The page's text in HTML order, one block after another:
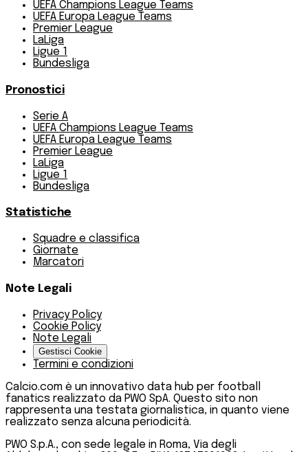
UEFA Champions League Teams
UEFA Europa League Teams
Premier League
LaLiga
Ligue 1
Bundesliga
Pronostici
Serie A
UEFA Champions League Teams
UEFA Europa League Teams
Premier League
LaLiga
Ligue 1
Bundesliga
Statistiche
Squadre e classifica
Giornate
Marcatori
Note Legali
Privacy Policy
Cookie Policy
Note Legali
Gestisci Cookie
Termini e condizioni
Calcio.com è un innovativo data hub per football
fanatics realizzato da PWO SpA. Questo sito non
rappresenta una testata giornalistica, in quanto viene
realizzato senza alcuna periodicità.
PWO S.p.A., con sede legale in Roma, Via degli